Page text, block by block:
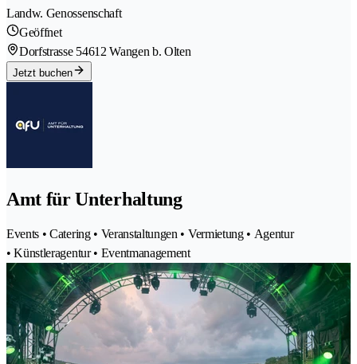
Landw. Genossenschaft
Geöffnet
Dorfstrasse 54612 Wangen b. Olten
Jetzt buchen
Amt für Unterhaltung
Events • Catering • Veranstaltungen • Vermietung • Agentur
• Künstleragentur • Eventmanagement